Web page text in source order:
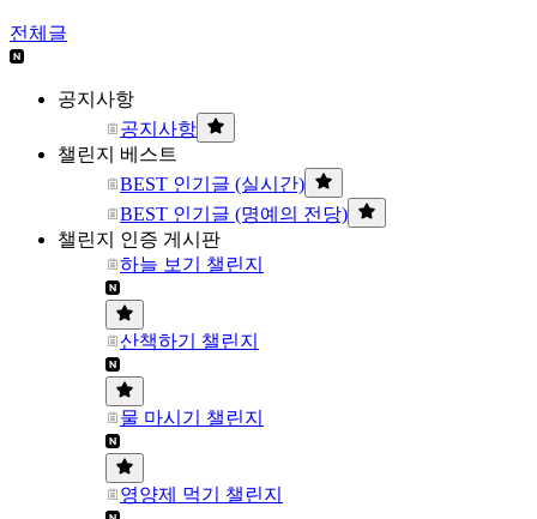
전체글
공지사항
공지사항
챌린지 베스트
BEST 인기글 (실시간)
BEST 인기글 (명예의 전당)
챌린지 인증 게시판
하늘 보기 챌린지
산책하기 챌린지
물 마시기 챌린지
영양제 먹기 챌린지